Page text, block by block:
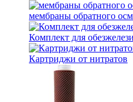
мембраны обратного
Комплект для
Картриджи от нитратов